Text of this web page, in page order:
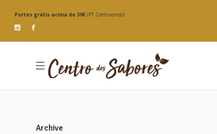
Portes grátis acima de 50€ (PT Continental)
Archive